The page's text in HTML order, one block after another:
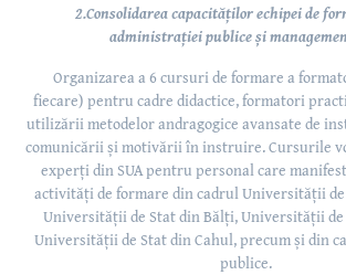
2.Consolidarea capacităților echipei de
administrației publice și
Organizarea a 6 cursuri de formare a
fiecare) pentru cadre didactice, formatori
utilizării metodelor andragogice avansate de
comunicării și motivării în instruire.Cursurile
experți din SUA pentru personal care
activități de formare din cadrul Universității
Universității de Stat din Bălți, Universității de
Universității de Stat din Cahul, precum și din
publice.